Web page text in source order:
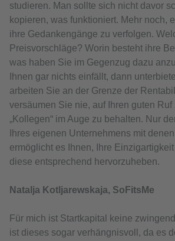
studieren. Man sollte sich nicht davor
kopieren, was funktioniert. Mehr noch,
ihre Gedankengänge zu verfolgen.
Preisvorschläge? Worin besteht ihre
was haben Sie im Gegenzug dazu
Ihnen gar nichts einfällt, dann
arbeiten Sie an der Grenze der
versäumen Sie nie, auf Ihren guten
„Kollegen“ im Auge zu behalten. Nur
Ihres eigenen Unternehmens mit
ermöglicht es Ihnen, Ihre
diese entsprechend hervorzuheben.
Natalja Kotljarewskaja, SoFitsMe
Für mich ist Startkapital keine
ist dieses sogar verhängnisvoll, da es